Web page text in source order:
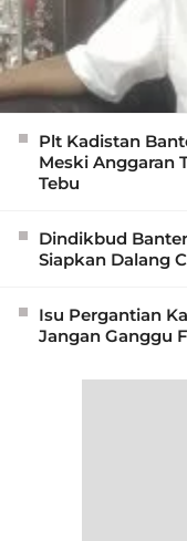
Plt Kadistan
Meski Anggaran
Tebu
Dindikbud
Siapkan Dalang
Isu Pergantian
Jangan Ganggu